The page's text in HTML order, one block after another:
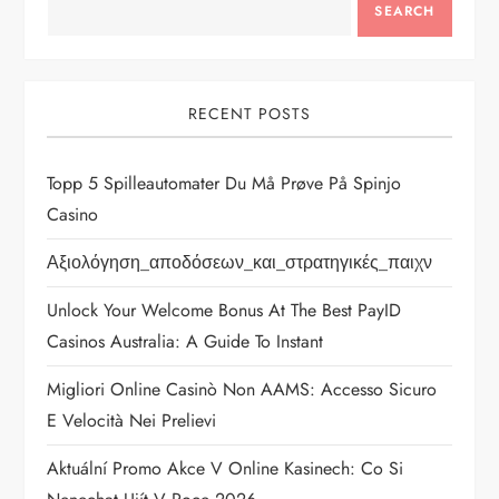
SEARCH
RECENT POSTS
Topp 5 Spilleautomater Du Må Prøve På Spinjo
Casino
Αξιολόγηση_αποδόσεων_και_στρατηγικές_παιχν
Unlock Your Welcome Bonus At The Best PayID
Casinos Australia: A Guide To Instant
Migliori Online Casinò Non AAMS: Accesso Sicuro
E Velocità Nei Prelievi
Aktuální Promo Akce V Online Kasinech: Co Si